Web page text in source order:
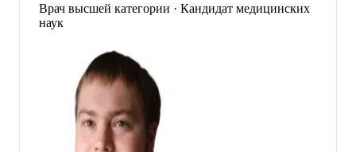
Врач высшей категории · Кандидат медицинских
наук